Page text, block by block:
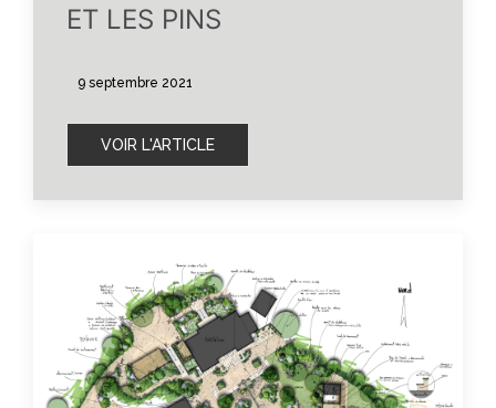
ET LES PINS
9 septembre 2021
VOIR L'ARTICLE